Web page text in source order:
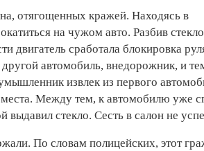
отягощенных кражей. Находясь в
на чужом авто. Разбив
двигатель сработала блокировка
автомобиль, внедорожник, и
извлек из первого
Между тем, к автомобилю уже
стекло. Сесть в салон не
По словам полицейских, этот